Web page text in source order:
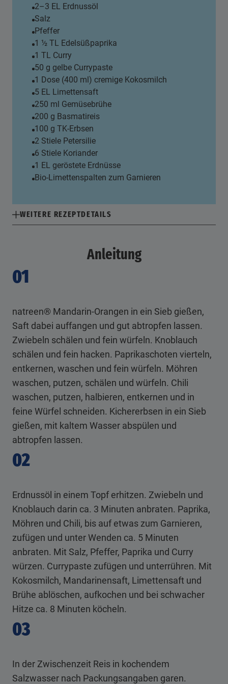
2–3 EL Erdnussöl
Salz
Pfeffer
1 ½ TL Edelsüßpaprika
1 TL Curry
50 g gelbe Currypaste
1 Dose (400 ml) cremige Kokosmilch
5 EL Limettensaft
250 ml Gemüsebrühe
200 g Basmatireis
100 g TK-Erbsen
2 Stiele Petersilie
6 Stiele Koriander
1 EL geröstete Erdnüsse
Bio-Limettenspalten zum Garnieren
WEITERE REZEPTDETAILS
Anleitung
01
natreen® Mandarin-Orangen in ein Sieb gießen,
Saft dabei auffangen und gut abtropfen lassen.
Zwiebeln schälen und fein würfeln. Knoblauch
schälen und fein hacken. Paprikaschoten vierteln,
entkernen, waschen und fein würfeln. Möhren
waschen, putzen, schälen und würfeln. Chili
waschen, putzen, halbieren, entkernen und in
feine Würfel schneiden. Kichererbsen in ein Sieb
gießen, mit kaltem Wasser abspülen und
abtropfen lassen.
02
Erdnussöl in einem Topf erhitzen. Zwiebeln und
Knoblauch darin ca. 3 Minuten anbraten. Paprika,
Möhren und Chili, bis auf etwas zum Garnieren,
zufügen und unter Wenden ca. 5 Minuten
anbraten. Mit Salz, Pfeffer, Paprika und Curry
würzen. Currypaste zufügen und unterrühren. Mit
Kokosmilch, Mandarinensaft, Limettensaft und
Brühe ablöschen, aufkochen und bei schwacher
Hitze ca. 8 Minuten köcheln.
03
In der Zwischenzeit Reis in kochendem
Salzwasser nach Packungsangaben garen.